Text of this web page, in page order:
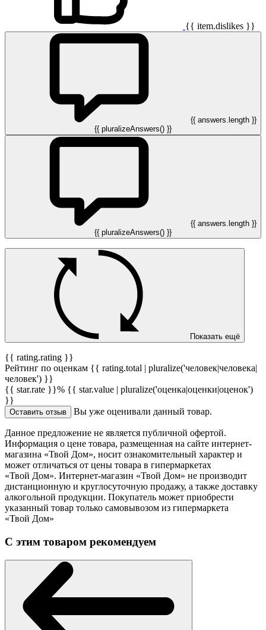
{{ item.dislikes }}
{{ answers.length }}
{{ pluralizeAnswers() }}
{{ answers.length }}
{{ pluralizeAnswers() }}
Показать ещё
{{ rating.rating }}
Рейтинг по оценкам {{ rating.total | pluralize('человек|человека|
человек') }}
{{ star.rate }}% {{ star.value | pluralize('оценка|оценки|оценок')
}}
Оставить отзыв Вы уже оценивали данный товар.
Данное предложение не является публичной офертой.
Информация о цене товара, размещенная на сайте интернет-
магазина «Твой Дом», носит ознакомительный характер и
может отличаться от цены товара в гипермаркетах
«Твой Дом». Интернет-магазин «Твой Дом» не производит
дистанционную и круглосуточную продажу, а также доставку
алкогольной продукции. Покупатель может приобрести
указанный товар только самовывозом из гипермаркета
«Твой Дом»
С этим товаром рекомендуем